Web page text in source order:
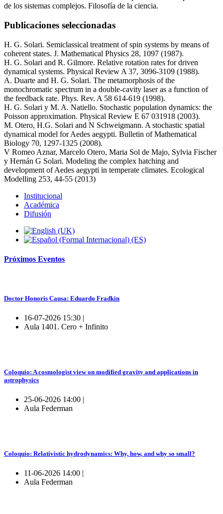
de los sistemas complejos. Filosofía de la ciencia.
Publicaciones seleccionadas
H. G. Solari. Semiclassical treatment of spin systems by means of
coherent states. J. Mathematical Physics 28, 1097 (1987).
H. G. Solari and R. Gilmore. Relative rotation rates for driven
dynamical systems. Physical Review A 37, 3096-3109 (1988).
A. Duarte and H. G. Solari. The metamorphosis of the
monochromatic spectrum in a double-cavity laser as a function of
the feedback rate. Phys. Rev. A 58 614-619 (1998).
H. G. Solari y M. A. Natiello. Stochastic population dynamics: the
Poisson approximation. Physical Review E 67 031918 (2003).
M. Otero, H.G. Solari and N Schweigmann. A stochastic spatial
dynamical model for Aedes aegypti. Bulletin of Mathematical
Biology 70, 1297-1325 (2008).
V Romeo Aznar, Marcelo Otero, Maria Sol de Majo, Sylvia Fischer
y Hernán G Solari. Modeling the complex hatching and
development of Aedes aegypti in temperate climates. Ecological
Modelling 253, 44-55 (2013)
Institucional
Académica
Difusión
Próximos Eventos
Doctor Honoris Causa: Eduardo Fradkin
16-07-2026 15:30 |
Aula 1401. Cero + Infinito
Coloquio: A cosmologist view on modified gravity and applications in
astrophysics
25-06-2026 14:00 |
Aula Federman
Coloquio: Relativistic hydrodynamics: Why, how, and why so small?
11-06-2026 14:00 |
Aula Federman